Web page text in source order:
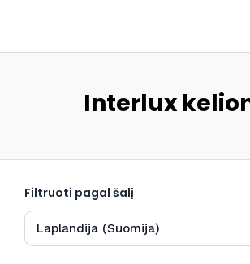
Interlux
Filtruoti pagal šalį